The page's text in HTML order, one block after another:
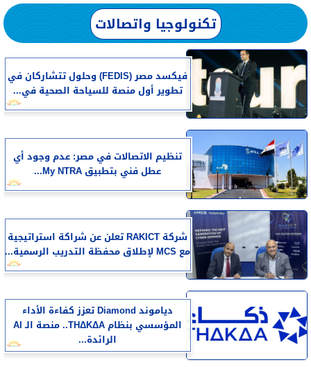
تكنولوجيا واتصالات
فيكسد مصر (FEDIS) وحلول تتشاركان في
تطوير أول منصة للسياحة الصحية في...
تنظيم الاتصالات في مصر: عدم وجود أي
عطل فني بتطبيق My NTRA...
شركة RAKICT تعلن عن شراكة استراتيجية
مع MCS لإطلاق محفظة التدريب الرسمية...
دياموند Diamond تعزز كفاءة الأداء
المؤسسي بنظام THΔKΔA.. منصة الـ AI
الرائدة...